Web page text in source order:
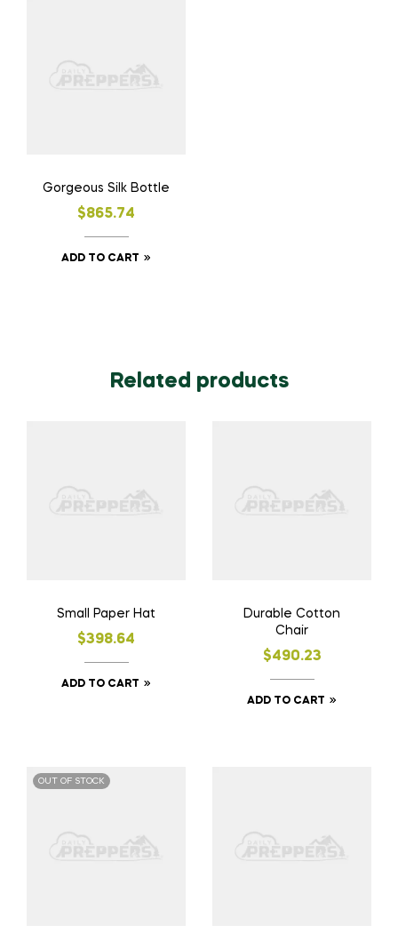
Gorgeous Silk Bottle
$865.74
ADD TO CART
Related products
Small Paper Hat
$398.64
ADD TO CART
Durable Cotton
Chair
$490.23
ADD TO CART
OUT OF STOCK